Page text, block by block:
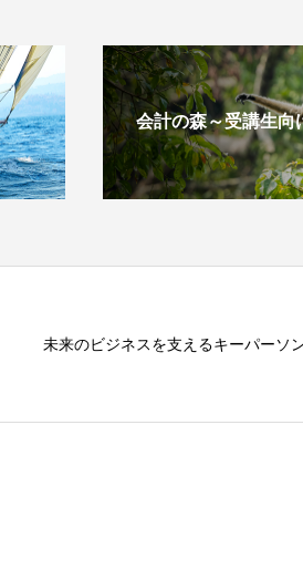
会計の森～受講生向
未来のビジネスを支えるキーパーソ